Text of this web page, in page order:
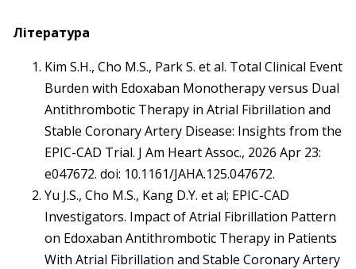
Література
Kim S.H., Cho M.S., Park S. et al. Total Clinical Event
Burden with Edoxaban Monotherapy versus Dual
Antithrombotic Therapy in Atrial Fibrillation and
Stable Coronary Artery Disease: Insights from the
EPIC-CAD Trial. J Am Heart Assoc., 2026 Apr 23:
e047672. doi: 10.1161/JAHA.125.047672.
Yu J.S., Cho M.S., Kang D.Y. et al; EPIC-CAD
Investigators. Impact of Atrial Fibrillation Pattern
on Edoxaban Antithrombotic Therapy in Patients
With Atrial Fibrillation and Stable Coronary Artery